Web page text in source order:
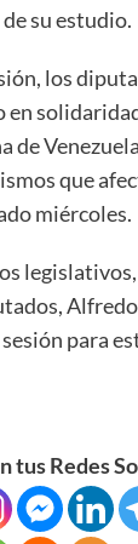
su estudio.
los
de
que
miércoles.
para
tus Redes